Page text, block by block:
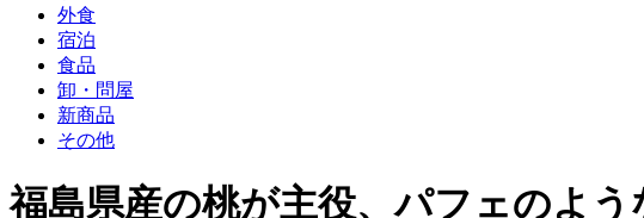
外食
宿泊
食品
卸・問屋
新商品
その他
福島県産の桃が主役、パフェのよ